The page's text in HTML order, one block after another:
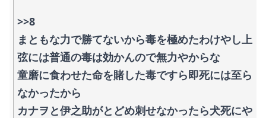
>>8
まともな力で勝てないから毒を極めたわけやし上
弦には普通の毒は効かんので無力やからな
童磨に食わせた命を賭した毒ですら即死には至ら
なかったから
カナヲと伊之助がとどめ刺せなかったら犬死にや